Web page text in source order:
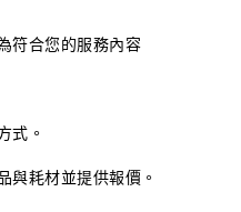
符合您的服務內容
式。
與耗材並提供報價。